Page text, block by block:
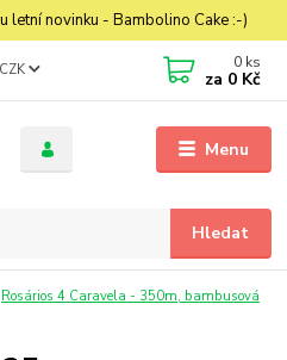
letní novinku - Bambolino Cake :-)
Menu
CZK
Hledat
0 ks
za 0 Kč
Rosários 4 Caravela - 350m, bambusová